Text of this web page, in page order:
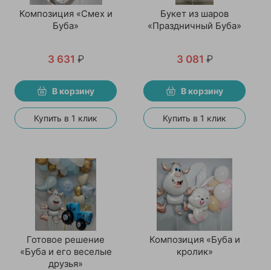
Композиция «Смех и
Буба»
3 631 ₽
В корзину
Купить в 1 клик
Букет из шаров
«Праздничный Буба»
3 081 ₽
В корзину
Купить в 1 клик
Готовое решение
«Буба и его веселые
друзья»
Композиция «Буба и
кролик»